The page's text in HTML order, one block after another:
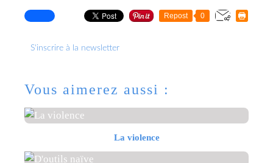
Repost 0
S'inscrire à la newsletter
Vous aimerez aussi :
La violence